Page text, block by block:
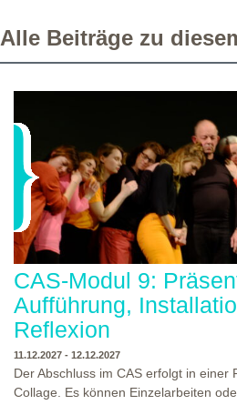
Alle Beiträge zu
CAS-Modul 9:
Aufführung,
Reflexion
11.12.2027 - 12.12.2027
Der Abschluss im CAS erfolgt in einer
Collage. Es können Einzelarbeiten